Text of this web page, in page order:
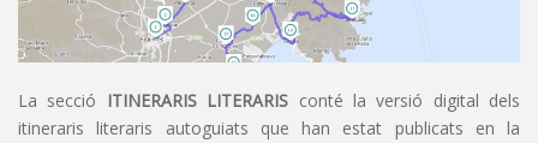
La secció ITINERARIS LITERARIS conté la versió digital dels
itineraris literaris autoguiats que han estat publicats en la